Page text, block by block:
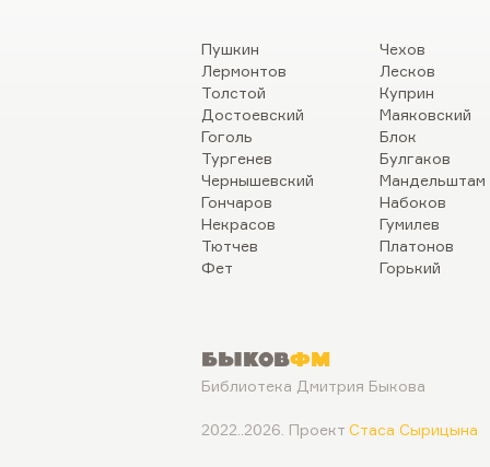
Пушкин
Лермонтов
Толстой
Достоевский
Гоголь
Тургенев
Чернышевский
Гончаров
Некрасов
Тютчев
Фет
Чехов
Лесков
Куприн
Маяковский
Блок
Булгаков
Мандельштам
Набоков
Гумилев
Платонов
Горький
БыковФМ
Библиотека Дмитрия Быкова
2022..2026. Проект Стаса Сырицына